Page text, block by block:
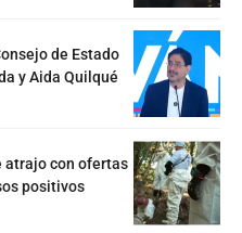
de Estado
y Aida Quilqué
atrajo con ofertas
positivos